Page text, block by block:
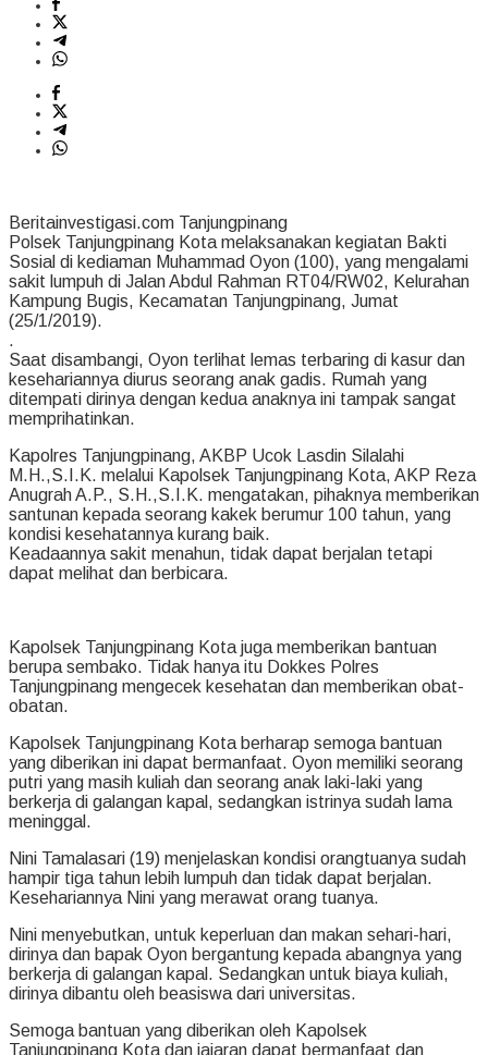
Beritainvestigasi.com Tanjungpinang
Polsek Tanjungpinang Kota melaksanakan kegiatan Bakti
Sosial di kediaman Muhammad Oyon (100), yang mengalami
sakit lumpuh di Jalan Abdul Rahman RT04/RW02, Kelurahan
Kampung Bugis, Kecamatan Tanjungpinang, Jumat
(25/1/2019).
.
Saat disambangi, Oyon terlihat lemas terbaring di kasur dan
kesehariannya diurus seorang anak gadis. Rumah yang
ditempati dirinya dengan kedua anaknya ini tampak sangat
memprihatinkan.
Kapolres Tanjungpinang, AKBP Ucok Lasdin Silalahi
M.H.,S.I.K. melalui Kapolsek Tanjungpinang Kota, AKP Reza
Anugrah A.P., S.H.,S.I.K. mengatakan, pihaknya memberikan
santunan kepada seorang kakek berumur 100 tahun, yang
kondisi kesehatannya kurang baik.
Keadaannya sakit menahun, tidak dapat berjalan tetapi
dapat melihat dan berbicara.
Kapolsek Tanjungpinang Kota juga memberikan bantuan
berupa sembako. Tidak hanya itu Dokkes Polres
Tanjungpinang mengecek kesehatan dan memberikan obat-
obatan.
Kapolsek Tanjungpinang Kota berharap semoga bantuan
yang diberikan ini dapat bermanfaat. Oyon memiliki seorang
putri yang masih kuliah dan seorang anak laki-laki yang
berkerja di galangan kapal, sedangkan istrinya sudah lama
meninggal.
Nini Tamalasari (19) menjelaskan kondisi orangtuanya sudah
hampir tiga tahun lebih lumpuh dan tidak dapat berjalan.
Kesehariannya Nini yang merawat orang tuanya.
Nini menyebutkan, untuk keperluan dan makan sehari-hari,
dirinya dan bapak Oyon bergantung kepada abangnya yang
berkerja di galangan kapal. Sedangkan untuk biaya kuliah,
dirinya dibantu oleh beasiswa dari universitas.
Semoga bantuan yang diberikan oleh Kapolsek
Tanjungpinang Kota dan jajaran dapat bermanfaat dan